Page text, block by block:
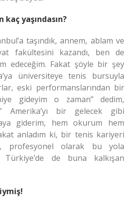
yaşındasın?
taşındık, annem, ablam ve
fakültesini kazandı, ben de
edeceğim. Fakat şöyle bir şey
üniversiteye tenis bursuyla
eski performanslarından bir
gideyim o zaman” dedim,
Amerika’yı bir gelecek gibi
giderim, hem okurum hem
anladım ki, bir tenis kariyeri
profesyonel olarak bu yola
de buna kalkışan